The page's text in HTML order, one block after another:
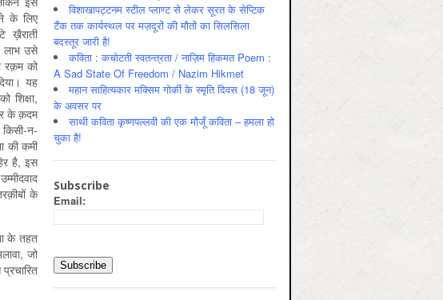
के लिए
ख़ैराती
लाभ उसे
रक़म को
यह
शिक्षा,
के क़दम
न-
की कमी
है, इस
के
के तहत
जो
विशाखापट्टनम स्टील प्लाण्ट से लेकर सूरत के सेप्टिक
टैंक तक कार्यस्थल पर मज़दूरों की मौतों का सिलसिला
बदस्तूर जारी है!
कविता : कचोटती स्वतन्त्रता / नाज़िम हिकमत Poem :
A Sad State Of Freedom / Nazim Hikmet
महान साहित्यकार मक्सिम गोर्की के स्मृति दिवस (18 जून)
के अवसर पर
साथी कविता कृष्णपल्लवी की एक मौजूँ कविता – हमला हो
चुका है!
Subscribe
Email: